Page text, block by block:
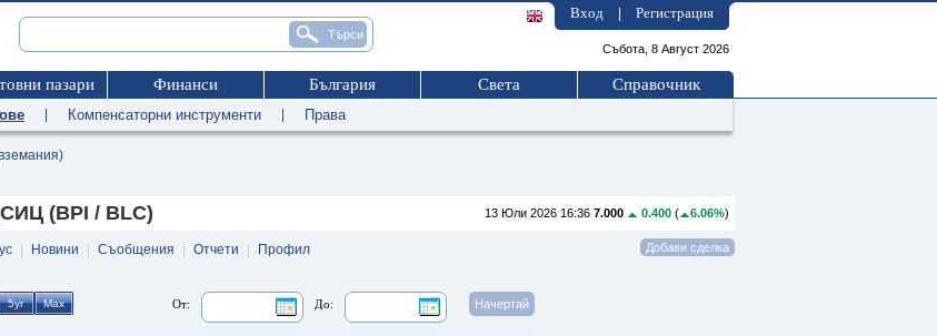
Вход Регистрация
Събота, 8 Август 2026
пазари Финанси България Света Справочник
Компенсаторни инструменти Права
13 Юли 2026 16:36 7.000 0.400 ( 6.06%)
(BPI / BLC)
Новини Съобщения Отчети Профил
До:
От: